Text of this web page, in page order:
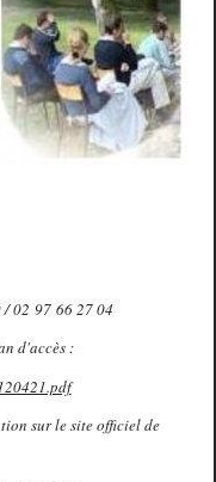
02 97 66 27 04
d'accès :
sur le site officiel de